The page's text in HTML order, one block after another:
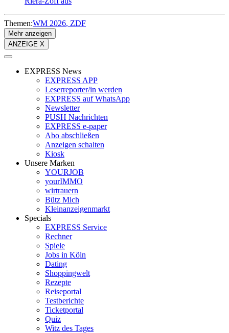
Themen:WM 2026 ZDF
Mehr anzeigen
ANZEIGE X
EXPRESS News
EXPRESS APP
Leserreporter/in werden
EXPRESS auf WhatsApp
Newsletter
PUSH Nachrichten
EXPRESS e-paper
Abo abschließen
Anzeigen schalten
Kiosk
Unsere Marken
YOURJOB
yourIMMO
wirtrauern
Bütz Mich
Kleinanzeigenmarkt
Specials
EXPRESS Service
Rechner
Spiele
Jobs in Köln
Dating
Shoppingwelt
Rezepte
Reiseportal
Testberichte
Ticketportal
Quiz
Witz des Tages